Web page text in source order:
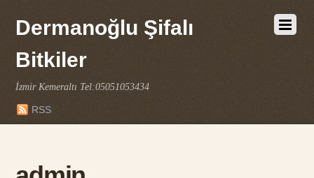
Dermanoğlu Şifalı
Bitkiler
İzmir Kemeraltı Tel:05051053434
RSS